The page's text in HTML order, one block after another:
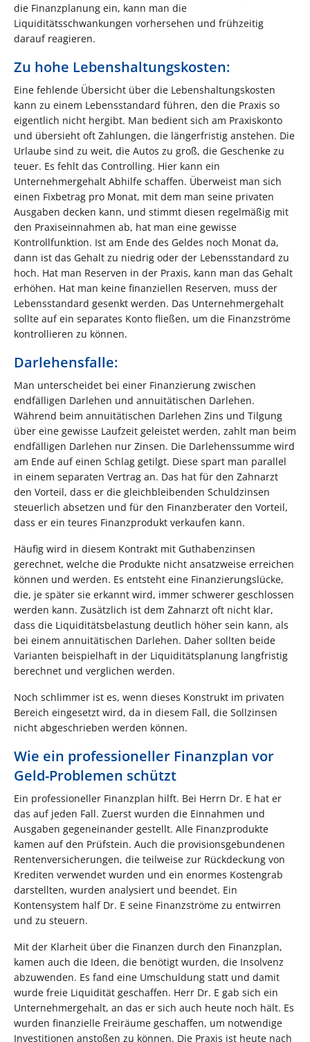
die Finanzplanung ein, kann man die
Liquiditätsschwankungen vorhersehen und frühzeitig
darauf reagieren.
Zu hohe Lebenshaltungskosten:
Eine fehlende Übersicht über die Lebenshaltungskosten
kann zu einem Lebensstandard führen, den die Praxis so
eigentlich nicht hergibt. Man bedient sich am Praxiskonto
und übersieht oft Zahlungen, die längerfristig anstehen. Die
Urlaube sind zu weit, die Autos zu groß, die Geschenke zu
teuer. Es fehlt das Controlling. Hier kann ein
Unternehmergehalt Abhilfe schaffen. Überweist man sich
einen Fixbetrag pro Monat, mit dem man seine privaten
Ausgaben decken kann, und stimmt diesen regelmäßig mit
den Praxiseinnahmen ab, hat man eine gewisse
Kontrollfunktion. Ist am Ende des Geldes noch Monat da,
dann ist das Gehalt zu niedrig oder der Lebensstandard zu
hoch. Hat man Reserven in der Praxis, kann man das Gehalt
erhöhen. Hat man keine finanziellen Reserven, muss der
Lebensstandard gesenkt werden. Das Unternehmergehalt
sollte auf ein separates Konto fließen, um die Finanzströme
kontrollieren zu können.
Darlehensfalle:
Man unterscheidet bei einer Finanzierung zwischen
endfälligen Darlehen und annuitätischen Darlehen.
Während beim annuitätischen Darlehen Zins und Tilgung
über eine gewisse Laufzeit geleistet werden, zahlt man beim
endfälligen Darlehen nur Zinsen. Die Darlehenssumme wird
am Ende auf einen Schlag getilgt. Diese spart man parallel
in einem separaten Vertrag an. Das hat für den Zahnarzt
den Vorteil, dass er die gleichbleibenden Schuldzinsen
steuerlich absetzen und für den Finanzberater den Vorteil,
dass er ein teures Finanzprodukt verkaufen kann.
Häufig wird in diesem Kontrakt mit Guthabenzinsen
gerechnet, welche die Produkte nicht ansatzweise erreichen
können und werden. Es entsteht eine Finanzierungslücke,
die, je später sie erkannt wird, immer schwerer geschlossen
werden kann. Zusätzlich ist dem Zahnarzt oft nicht klar,
dass die Liquiditätsbelastung deutlich höher sein kann, als
bei einem annuitätischen Darlehen. Daher sollten beide
Varianten beispielhaft in der Liquiditätsplanung langfristig
berechnet und verglichen werden.
Noch schlimmer ist es, wenn dieses Konstrukt im privaten
Bereich eingesetzt wird, da in diesem Fall, die Sollzinsen
nicht abgeschrieben werden können.
Wie ein professioneller Finanzplan vor
Geld-Problemen schützt
Ein professioneller Finanzplan hilft. Bei Herrn Dr. E hat er
das auf jeden Fall. Zuerst wurden die Einnahmen und
Ausgaben gegeneinander gestellt. Alle Finanzprodukte
kamen auf den Prüfstein. Auch die provisionsgebundenen
Rentenversicherungen, die teilweise zur Rückdeckung von
Krediten verwendet wurden und ein enormes Kostengrab
darstellten, wurden analysiert und beendet. Ein
Kontensystem half Dr. E seine Finanzströme zu entwirren
und zu steuern.
Mit der Klarheit über die Finanzen durch den Finanzplan,
kamen auch die Ideen, die benötigt wurden, die Insolvenz
abzuwenden. Es fand eine Umschuldung statt und damit
wurde freie Liquidität geschaffen. Herr Dr. E gab sich ein
Unternehmergehalt, an das er sich auch heute noch hält. Es
wurden finanzielle Freiräume geschaffen, um notwendige
Investitionen anstoßen zu können. Die Praxis ist heute nach